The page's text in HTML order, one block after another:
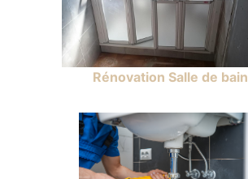
Rénovation Salle de bain